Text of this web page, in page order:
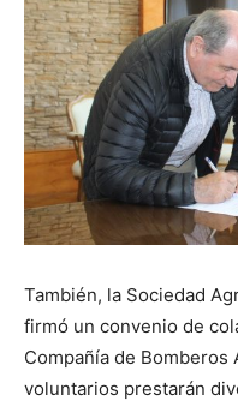
También, la Sociedad
firmó un convenio de
Compañía de
voluntarios prestarán